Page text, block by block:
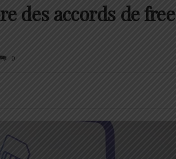
des accords de free
0